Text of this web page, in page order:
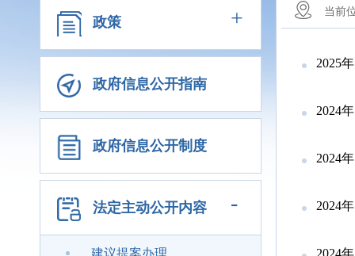
政策 +
政府信息公开指南
政府信息公开制度
法定主动公开内容 -
建议提案办理
当前
2025
2024
2024
2024